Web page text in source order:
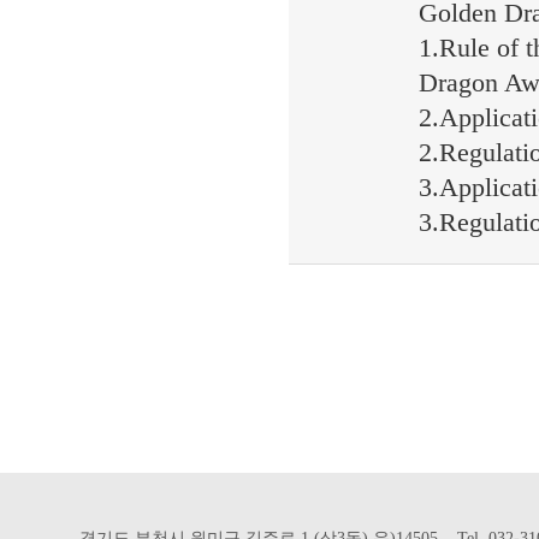
Golden
1.Rule of
Dragon